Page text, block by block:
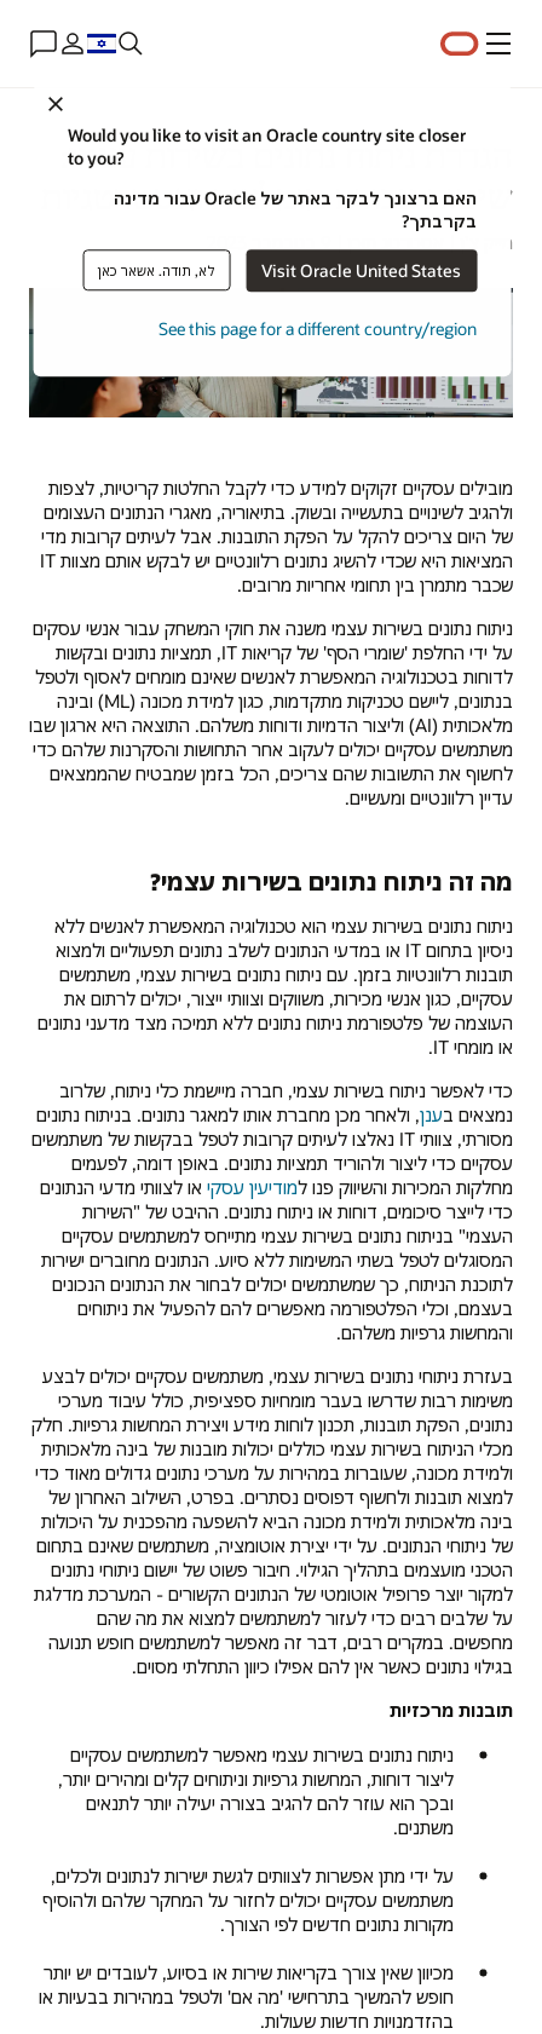
תפריט
Would you like to visit an Oracle country site closer
to you?
האם ברצונך לבקר באתר של Oracle עבור מדינה
בקרבתך?
Visit Oracle United States לא, תודה. אשאר כאן
See this page for a different country/region
הגדרת ניתוח נתונים בשירות עצמי:
שיטות עבודה מומלצות ואסטרטגיות
מייק צ'ן | אסטרטג תוכן | 9 בנובמבר 2023
מובילים עסקיים זקוקים למידע כדי לקבל החלטות קריטיות, לצפות
ולהגיב לשינויים בתעשייה ובשוק. בתיאוריה, מאגרי הנתונים העצומים
של היום צריכים להקל על הפקת התובנות. אבל לעיתים קרובות מדי
המציאות היא שכדי להשיג נתונים רלוונטיים יש לבקש אותם מצוות IT
שכבר מתמרן בין תחומי אחריות מרובים.
ניתוח נתונים בשירות עצמי משנה את חוקי המשחק עבור אנשי עסקים
על ידי החלפת 'שומרי הסף' של קריאות IT, תמציות נתונים ובקשות
לדוחות בטכנולוגיה המאפשרת לאנשים שאינם מומחים לאסוף ולטפל
בנתונים, ליישם טכניקות מתקדמות, כגון למידת מכונה (ML) ובינה
מלאכותית (AI) וליצור הדמיות ודוחות משלהם. התוצאה היא ארגון שבו
משתמשים עסקיים יכולים לעקוב אחר התחושות והסקרנות שלהם כדי
לחשוף את התשובות שהם צריכים, הכל בזמן שמבטיח שהממצאים
עדיין רלוונטיים ומעשיים.
מה זה ניתוח נתונים בשירות עצמי?
ניתוח נתונים בשירות עצמי הוא טכנולוגיה המאפשרת לאנשים ללא
ניסיון בתחום IT או במדעי הנתונים לשלב נתונים תפעוליים ולמצוא
תובנות רלוונטיות בזמן. עם ניתוח נתונים בשירות עצמי, משתמשים
עסקיים, כגון אנשי מכירות, משווקים וצוותי ייצור, יכולים לרתום את
העוצמה של פלטפורמת ניתוח נתונים ללא תמיכה מצד מדעני נתונים
או מומחי IT.
כדי לאפשר ניתוח בשירות עצמי, חברה מיישמת כלי ניתוח, שלרוב
נמצאים בענן, ולאחר מכן מחברת אותו למאגר נתונים. בניתוח נתונים
מסורתי, צוותי IT נאלצו לעיתים קרובות לטפל בבקשות של משתמשים
עסקיים כדי ליצור ולהוריד תמציות נתונים. באופן דומה, לפעמים
מחלקות המכירות והשיווק פנו למודיעין עסקי או לצוותי מדעי הנתונים
כדי לייצר סיכומים, דוחות או ניתוח נתונים. ההיבט של "השירות
העצמי" בניתוח נתונים בשירות עצמי מתייחס למשתמשים עסקיים
המסוגלים לטפל בשתי המשימות ללא סיוע. הנתונים מחוברים ישירות
לתוכנת הניתוח, כך שמשתמשים יכולים לבחור את הנתונים הנכונים
בעצמם, וכלי הפלטפורמה מאפשרים להם להפעיל את ניתוחים
והמחשות גרפיות משלהם.
בעזרת ניתוחי נתונים בשירות עצמי, משתמשים עסקיים יכולים לבצע
משימות רבות שדרשו בעבר מומחיות ספציפית, כולל עיבוד מערכי
נתונים, הפקת תובנות, תכנון לוחות מידע ויצירת המחשות גרפיות. חלק
מכלי הניתוח בשירות עצמי כוללים יכולות מובנות של בינה מלאכותית
ולמידת מכונה, שעוברות במהירות על מערכי נתונים גדולים מאוד כדי
למצוא תובנות ולחשוף דפוסים נסתרים. בפרט, השילוב האחרון של
בינה מלאכותית ולמידת מכונה הביא להשפעה מהפכנית על היכולות
של ניתוחי הנתונים. על ידי יצירת אוטומציה, משתמשים שאינם בתחום
הטכני מועצמים בתהליך הגילוי. חיבור פשוט של יישום ניתוחי נתונים
למקור יוצר פרופיל אוטומטי של הנתונים הקשורים - המערכת מדלגת
על שלבים רבים כדי לעזור למשתמשים למצוא את מה שהם
מחפשים. במקרים רבים, דבר זה מאפשר למשתמשים חופש תנועה
בגילוי נתונים כאשר אין להם אפילו כיוון התחלתי מסוים.
תובנות מרכזיות
ניתוח נתונים בשירות עצמי מאפשר למשתמשים עסקיים
ליצור דוחות, המחשות גרפיות וניתוחים קלים ומהירים יותר,
ובכך הוא עוזר להם להגיב בצורה יעילה יותר לתנאים
משתנים.
על ידי מתן אפשרות לצוותים לגשת ישירות לנתונים ולכלים,
משתמשים עסקיים יכולים לחזור על המחקר שלהם ולהוסיף
מקורות נתונים חדשים לפי הצורך.
מכיוון שאין צורך בקריאות שירות או בסיוע, לעובדים יש יותר
חופש להמשיך בתרחישי 'מה אם' ולטפל במהירות בבעיות או
בהזדמנויות חדשות שעולות.